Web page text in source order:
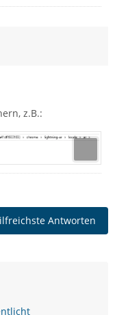
z.B.:
Antworten